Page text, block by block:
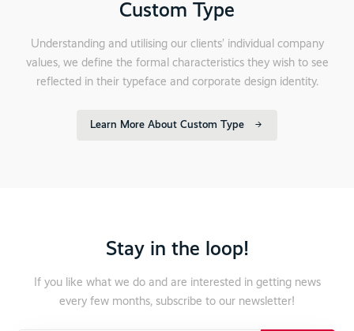
Custom Type
Understanding and utilising our clients’ individual company
values, we define the formal characteristics they wish to see
reflected in their typeface and corporate design identity.
Learn More About Custom Type
Stay in the loop!
If you like what we do and are interested in getting news
every few months, subscribe to our newsletter!